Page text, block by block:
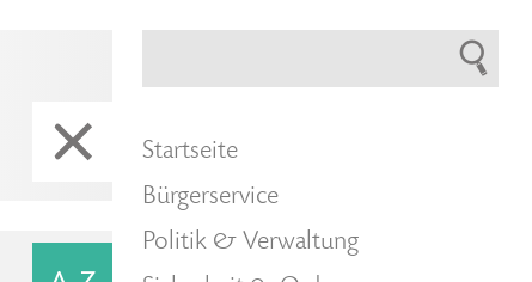
Startseite
Bürgerservice
Politik & Verwaltung